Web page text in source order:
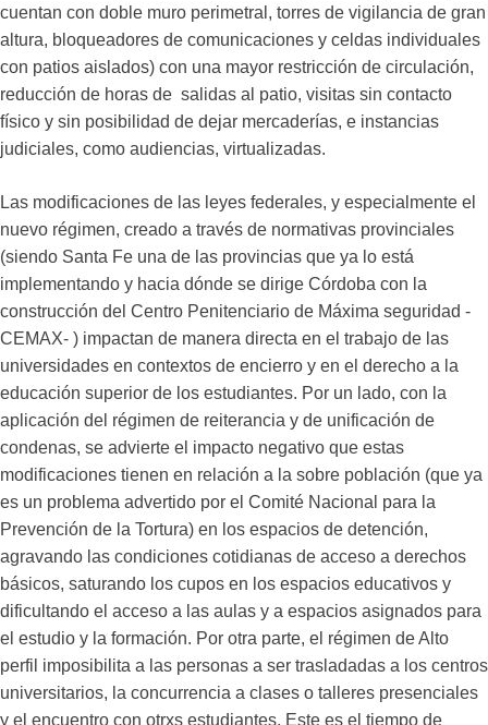
cuentan con doble muro perimetral, torres de vigilancia de gran
altura, bloqueadores de comunicaciones y celdas individuales
con patios aislados) con una mayor restricción de circulación,
reducción de horas de salidas al patio, visitas sin contacto
físico y sin posibilidad de dejar mercaderías, e instancias
judiciales, como audiencias, virtualizadas.
Las modificaciones de las leyes federales, y especialmente el
nuevo régimen, creado a través de normativas provinciales
(siendo Santa Fe una de las provincias que ya lo está
implementando y hacia dónde se dirige Córdoba con la
construcción del Centro Penitenciario de Máxima seguridad -
CEMAX- ) impactan de manera directa en el trabajo de las
universidades en contextos de encierro y en el derecho a la
educación superior de los estudiantes. Por un lado, con la
aplicación del régimen de reiterancia y de unificación de
condenas, se advierte el impacto negativo que estas
modificaciones tienen en relación a la sobre población (que ya
es un problema advertido por el Comité Nacional para la
Prevención de la Tortura) en los espacios de detención,
agravando las condiciones cotidianas de acceso a derechos
básicos, saturando los cupos en los espacios educativos y
dificultando el acceso a las aulas y a espacios asignados para
el estudio y la formación. Por otra parte, el régimen de Alto
perfil imposibilita a las personas a ser trasladadas a los centros
universitarios, la concurrencia a clases o talleres presenciales
y el encuentro con otrxs estudiantes. Este es el tiempo de